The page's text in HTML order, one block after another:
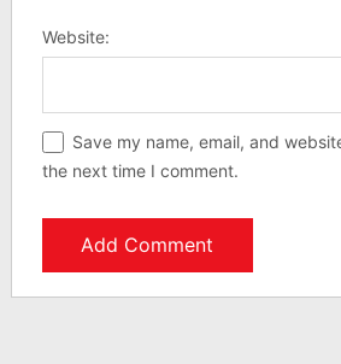
Website:
Save my name, email, and
the next time I comment.